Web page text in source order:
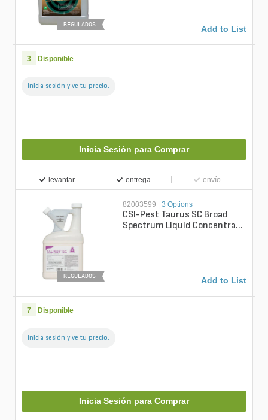
REGULADOS Add to List
3 Disponible
Inicia sesión y ve tu precio.
Inicia Sesión para Comprar
levantar entrega envío
REGULADOS
82003599 3 Options
CSI-Pest Taurus SC Broad
Spectrum Liquid Concentrate
Add to List
7 Disponible
Inicia sesión y ve tu precio.
Inicia Sesión para Comprar